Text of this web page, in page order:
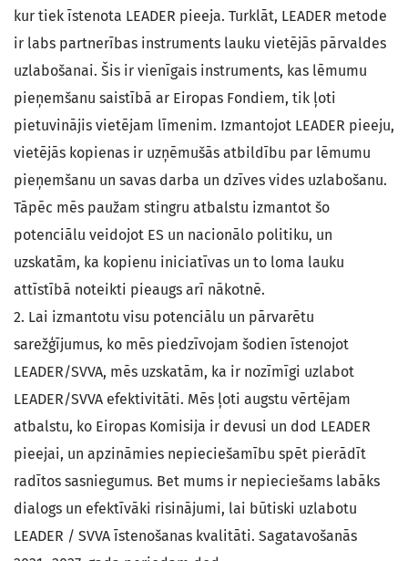
kur tiek īstenota LEADER pieeja. Turklāt, LEADER metode
ir labs partnerības instruments lauku vietējās pārvaldes
uzlabošanai. Šis ir vienīgais instruments, kas lēmumu
pieņemšanu saistībā ar Eiropas Fondiem, tik ļoti
pietuvinājis vietējam līmenim. Izmantojot LEADER pieeju,
vietējās kopienas ir uzņēmušās atbildību par lēmumu
pieņemšanu un savas darba un dzīves vides uzlabošanu.
Tāpēc mēs paužam stingru atbalstu izmantot šo
potenciālu veidojot ES un nacionālo politiku, un
uzskatām, ka kopienu iniciatīvas un to loma lauku
attīstībā noteikti pieaugs arī nākotnē.
2. Lai izmantotu visu potenciālu un pārvarētu
sarežģījumus, ko mēs piedzīvojam šodien īstenojot
LEADER/SVVA, mēs uzskatām, ka ir nozīmīgi uzlabot
LEADER/SVVA efektivitāti. Mēs ļoti augstu vērtējam
atbalstu, ko Eiropas Komisija ir devusi un dod LEADER
pieejai, un apzināmies nepieciešamību spēt pierādīt
radītos sasniegumus. Bet mums ir nepieciešams labāks
dialogs un efektīvāki risinājumi, lai būtiski uzlabotu
LEADER / SVVA īstenošanas kvalitāti. Sagatavošanās